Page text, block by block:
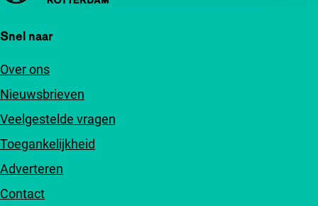
Snel naar
Over ons
Nieuwsbrieven
Veelgestelde vragen
Toegankelijkheid
Adverteren
Contact